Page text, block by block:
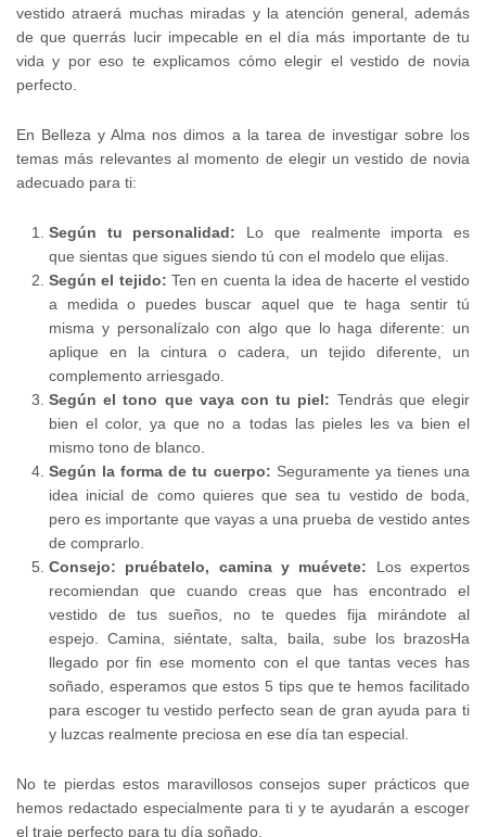
vestido atraerá muchas miradas y la atención general, además
de que querrás lucir impecable en el día más importante de tu
vida y por eso te explicamos cómo elegir el vestido de novia
perfecto.
En Belleza y Alma nos dimos a la tarea de investigar sobre los
temas más relevantes al momento de elegir un vestido de novia
adecuado para ti:
Según tu personalidad: Lo que realmente importa es
que sientas que sigues siendo tú con el modelo que elijas.
Según el tejido: Ten en cuenta la idea de hacerte el vestido
a medida o puedes buscar aquel que te haga sentir tú
misma y personalízalo con algo que lo haga diferente: un
aplique en la cintura o cadera, un tejido diferente, un
complemento arriesgado.
Según el tono que vaya con tu piel: Tendrás que elegir
bien el color, ya que no a todas las pieles les va bien el
mismo tono de blanco.
Según la forma de tu cuerpo: Seguramente ya tienes una
idea inicial de como quieres que sea tu vestido de boda,
pero es importante que vayas a una prueba de vestido antes
de comprarlo.
Consejo: pruébatelo, camina y muévete: Los expertos
recomiendan que cuando creas que has encontrado el
vestido de tus sueños, no te quedes fija mirándote al
espejo. Camina, siéntate, salta, baila, sube los brazosHa
llegado por fin ese momento con el que tantas veces has
soñado, esperamos que estos 5 tips que te hemos facilitado
para escoger tu vestido perfecto sean de gran ayuda para ti
y luzcas realmente preciosa en ese día tan especial.
No te pierdas estos maravillosos consejos super prácticos que
hemos redactado especialmente para ti y te ayudarán a escoger
el traje perfecto para tu día soñado.